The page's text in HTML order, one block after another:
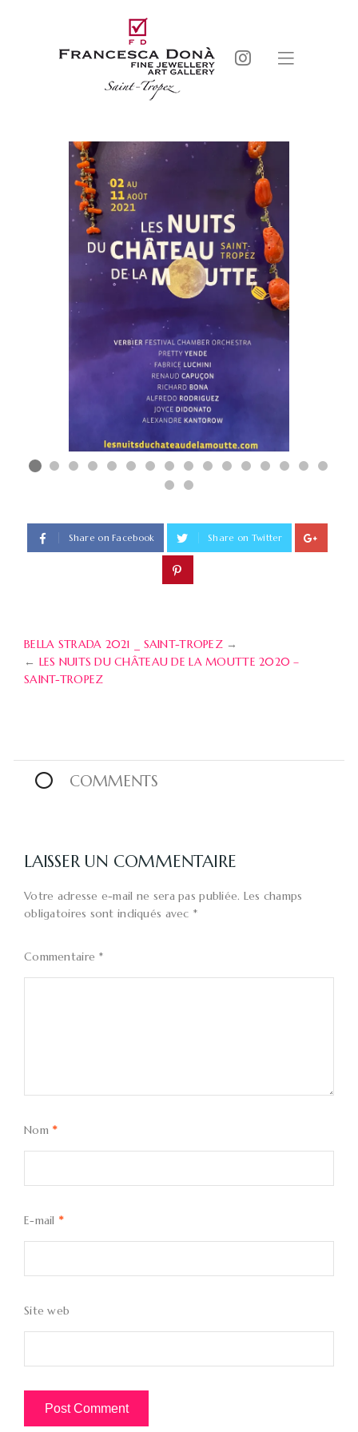
Share on Facebook Share on Twitter
BELLA STRADA 2021 _ SAINT-TROPEZ→
← LES NUITS DU CHÂTEAU DE LA MOUTTE 2020 –
SAINT-TROPEZ
0 COMMENTS
LAISSER UN COMMENTAIRE
Votre adresse e-mail ne sera pas publiée. Les champs
obligatoires sont indiqués avec *
Commentaire *
Nom *
E-mail *
Site web